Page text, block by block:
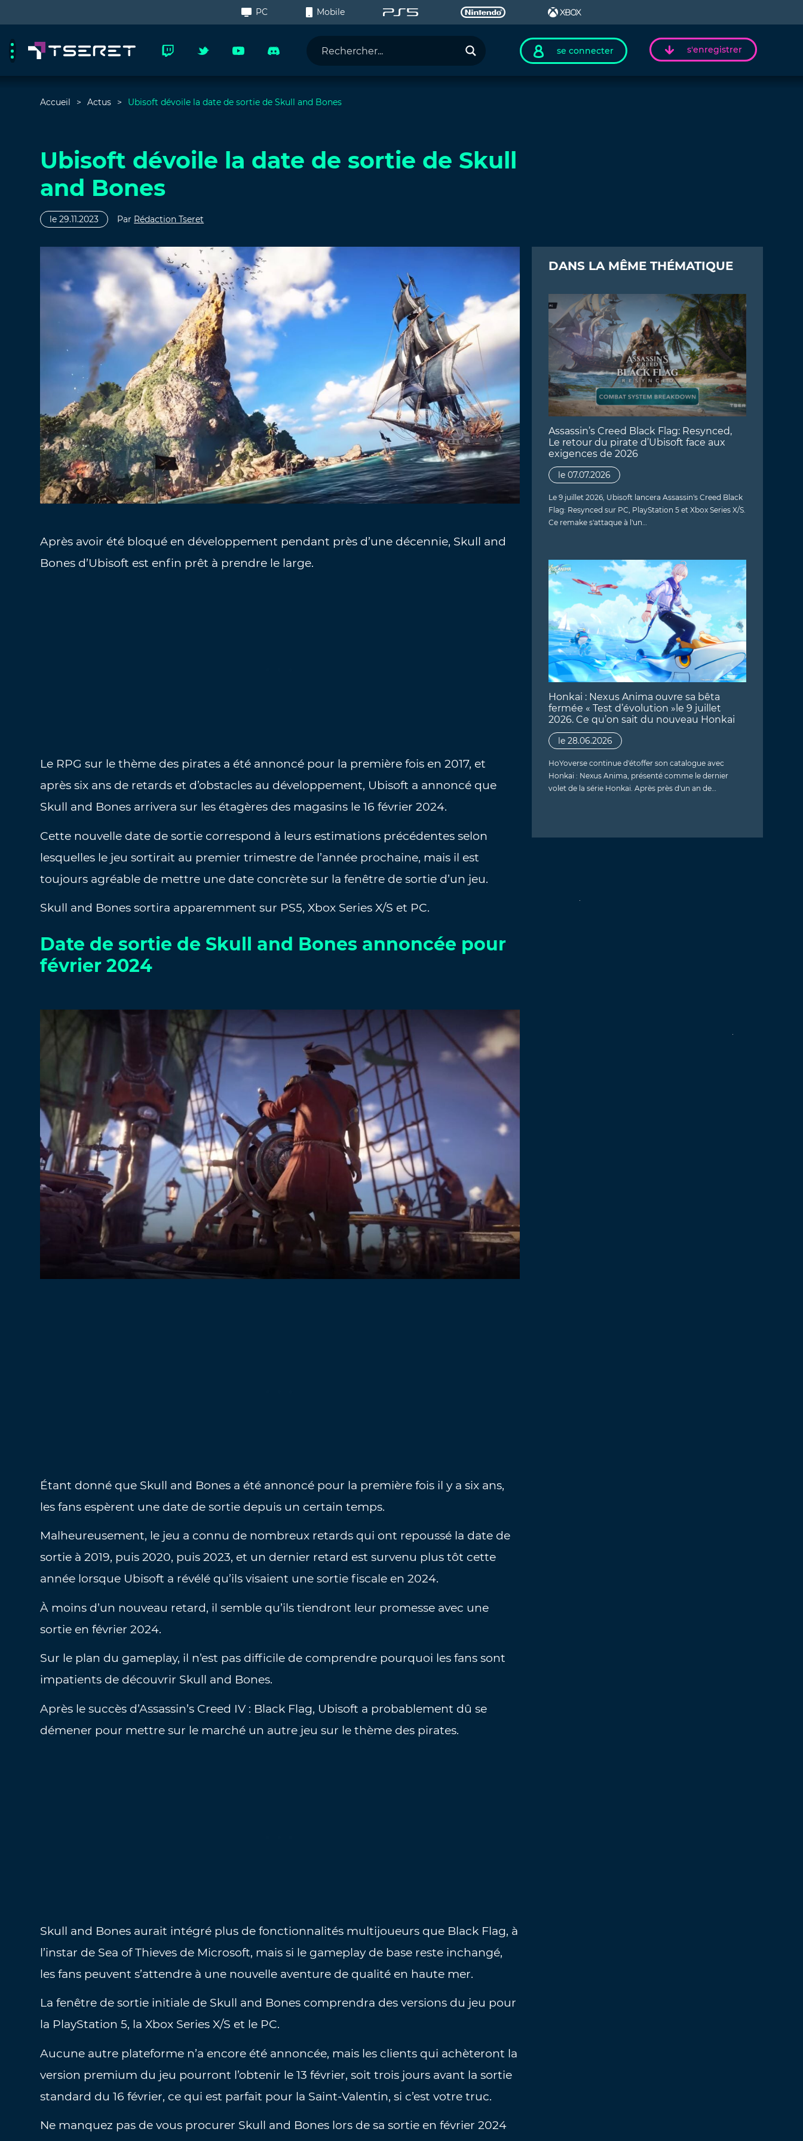
PC Mobile
se connecter s'enregistrer
Accueil Actus Ubisoft dévoile la date de sortie de Skull and Bones
Ubisoft dévoile la date de sortie de Skull
and Bones
le 29.11.2023 Par Rédaction Tseret
Après avoir été bloqué en développement pendant près d’une décennie, Skull and
Bones d’Ubisoft est enfin prêt à prendre le large.
Le RPG sur le thème des pirates a été annoncé pour la première fois en 2017, et
après six ans de retards et d’obstacles au développement, Ubisoft a annoncé que
Skull and Bones arrivera sur les étagères des magasins le 16 février 2024.
Cette nouvelle date de sortie correspond à leurs estimations précédentes selon
lesquelles le jeu sortirait au premier trimestre de l’année prochaine, mais il est
toujours agréable de mettre une date concrète sur la fenêtre de sortie d’un jeu.
Skull and Bones sortira apparemment sur PS5, Xbox Series X/S et PC.
Date de sortie de Skull and Bones annoncée pour
février 2024
Étant donné que Skull and Bones a été annoncé pour la première fois il y a six ans,
les fans espèrent une date de sortie depuis un certain temps.
Malheureusement, le jeu a connu de nombreux retards qui ont repoussé la date de
sortie à 2019, puis 2020, puis 2023, et un dernier retard est survenu plus tôt cette
année lorsque Ubisoft a révélé qu’ils visaient une sortie fiscale en 2024.
À moins d’un nouveau retard, il semble qu’ils tiendront leur promesse avec une
sortie en février 2024.
Sur le plan du gameplay, il n’est pas difficile de comprendre pourquoi les fans sont
impatients de découvrir Skull and Bones.
Après le succès d’Assassin’s Creed IV : Black Flag, Ubisoft a probablement dû se
démener pour mettre sur le marché un autre jeu sur le thème des pirates.
Skull and Bones aurait intégré plus de fonctionnalités multijoueurs que Black Flag, à
l’instar de Sea of Thieves de Microsoft, mais si le gameplay de base reste inchangé,
les fans peuvent s’attendre à une nouvelle aventure de qualité en haute mer.
La fenêtre de sortie initiale de Skull and Bones comprendra des versions du jeu pour
la PlayStation 5, la Xbox Series X/S et le PC.
Aucune autre plateforme n’a encore été annoncée, mais les clients qui achèteront la
version premium du jeu pourront l’obtenir le 13 février, soit trois jours avant la sortie
standard du 16 février, ce qui est parfait pour la Saint-Valentin, si c’est votre truc.
Ne manquez pas de vous procurer Skull and Bones lors de sa sortie en février 2024
DANS LA MÊME THÉMATIQUE
Assassin’s Creed Black Flag: Resynced,
Le retour du pirate d’Ubisoft face aux
exigences de 2026
le 07.07.2026
Le 9 juillet 2026, Ubisoft lancera Assassin's Creed Black
Flag: Resynced sur PC, PlayStation 5 et Xbox Series X/S.
Ce remake s'attaque à l'un…
Honkai : Nexus Anima ouvre sa bêta
fermée « Test d’évolution »le 9 juillet
2026. Ce qu’on sait du nouveau Honkai
le 28.06.2026
HoYoverse continue d'étoffer son catalogue avec
Honkai : Nexus Anima, présenté comme le dernier
volet de la série Honkai. Après près d'un an de…